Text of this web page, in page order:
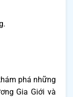
phá những
Gia Giới và